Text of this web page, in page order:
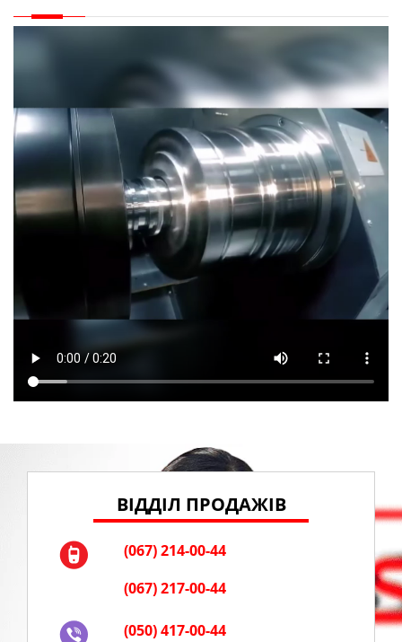
ВІДДІЛ ПРОДАЖІВ
(067) 214-00-44
(067) 217-00-44
(050) 417-00-44